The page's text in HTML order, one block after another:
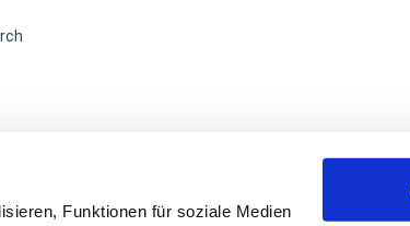
Funktionen für soziale Medien